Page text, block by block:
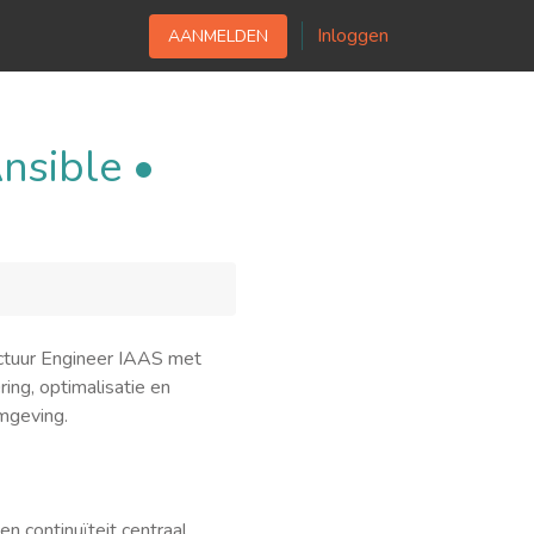
AANMELDEN Inloggen
•
Engineer IAAS met
optimalisatie en